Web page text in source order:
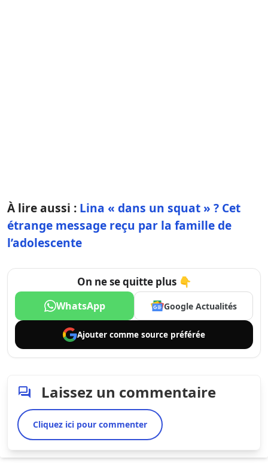
À lire aussi : Lina « dans un squat » ? Cet
étrange message reçu par la famille de
l’adolescente
On ne se quitte plus 👇
WhatsApp Google Actualités
Ajouter comme source préférée
Laissez un commentaire
Cliquez ici pour commenter